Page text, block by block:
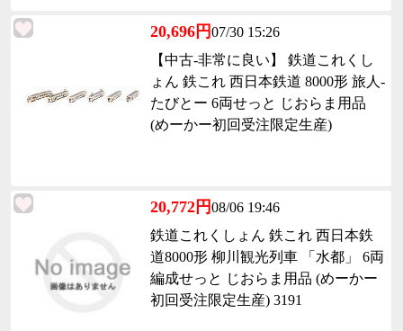
20,696円07/30 15:26
【中古-非常に良い】 鉄道これくし
ょん 鉄これ 西日本鉄道 8000形 旅人-
たびとー 6両せっと じおらま用品
(めーかー初回受注限定生産)
20,772円08/06 19:46
鉄道これくしょん 鉄これ 西日本鉄
道8000形 柳川観光列車 「水都」 6両
編成せっと じおらま用品 (めーかー
初回受注限定生産) 3191